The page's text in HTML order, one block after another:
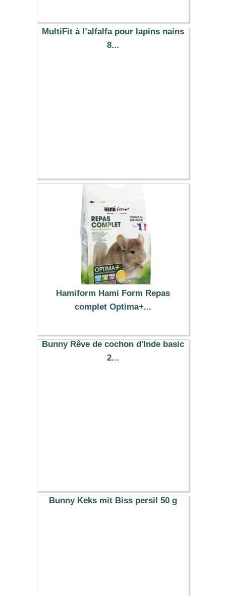
MultiFit à l’alfalfa pour lapins nains
8...
Hamiform Hami Form Repas
complet Optima+...
15.29 €
Bunny Rêve de cochon d'Inde basic
2...
Bunny Keks mit Biss persil 50 g